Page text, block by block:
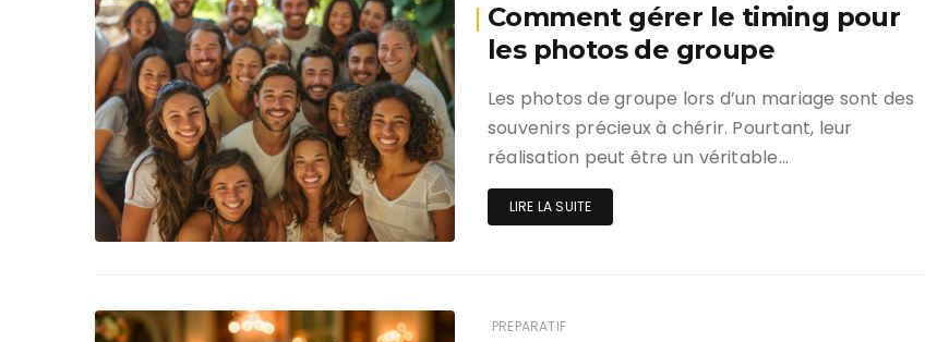
Comment gérer le timing pour
les photos de groupe
Les photos de groupe lors d’un mariage sont des
souvenirs précieux à chérir. Pourtant, leur
réalisation peut être un véritable…
LIRE LA SUITE
PREPARATIF